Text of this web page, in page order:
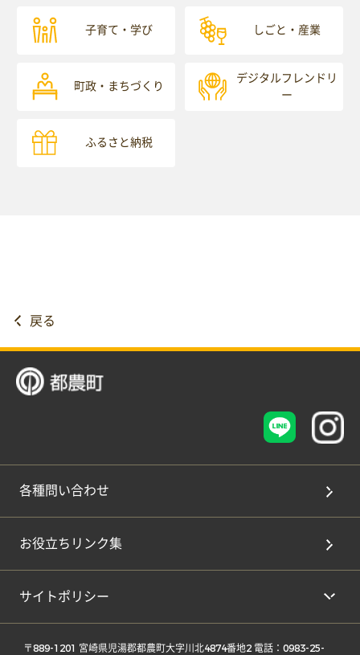
子育て・学び しごと・産業
町政・まちづくり
デジタルフレンドリ
ー
ふるさと納税
戻る
各種問い合わせ
お役立ちリンク集
サイトポリシー